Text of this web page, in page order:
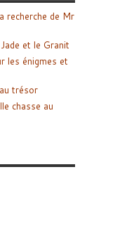
recherche de Mr
et le Granit
les énigmes et
trésor
chasse au